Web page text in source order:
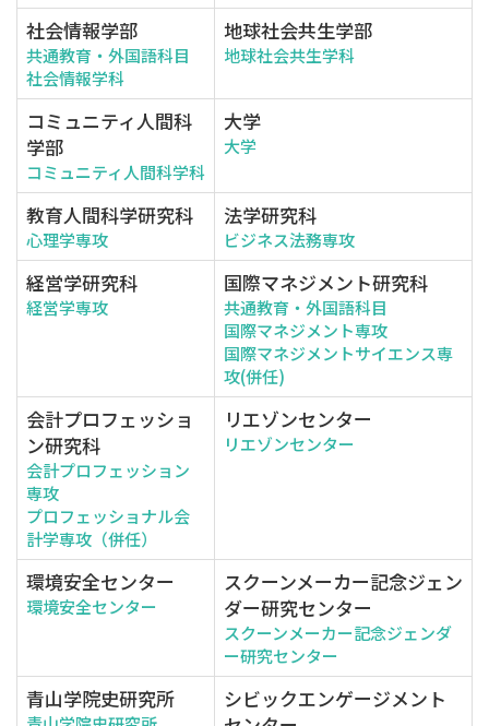
社会情報学部
共通教育・外国語科目
社会情報学科
地球社会共生学部
地球社会共生学科
コミュニティ人間科
学部
コミュニティ人間科学科
大学
大学
教育人間科学研究科
心理学専攻
法学研究科
ビジネス法務専攻
経営学研究科
経営学専攻
国際マネジメント研究科
共通教育・外国語科目
国際マネジメント専攻
国際マネジメントサイエンス専
攻(併任)
会計プロフェッショ
ン研究科
会計プロフェッション
専攻
プロフェッショナル会
計学専攻（併任）
リエゾンセンター
リエゾンセンター
環境安全センター
環境安全センター
スクーンメーカー記念ジェン
ダー研究センター
スクーンメーカー記念ジェンダ
ー研究センター
青山学院史研究所
シビックエンゲージメント